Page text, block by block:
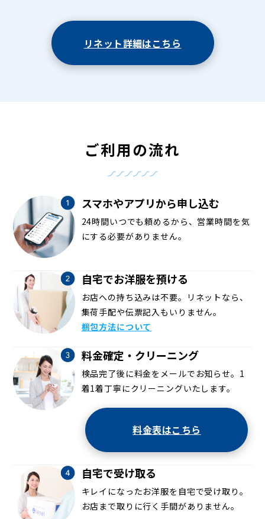
リネット詳細はこちら
ご利用の流れ
スマホやアプリから申し込む
24時間いつでも頼めるから、営業時間を気
にする必要がありません。
自宅でお洋服を預ける
お店への持ち込みは不要。リネットなら、
集荷手配や伝票記入もいりません。
梱包方法について
料金確定・クリーニング
検品完了後に料金をメールでお知らせ。1
着1着丁寧にクリーニングいたします。
料金表はこちら
自宅で受け取る
キレイになったお洋服を自宅で受け取り。
お店まで取りに行く手間がありません。